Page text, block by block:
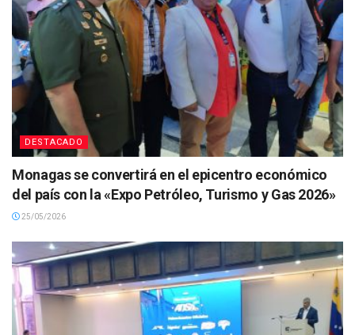
DESTACADO
Monagas se convertirá en el epicentro económico
del país con la «Expo Petróleo, Turismo y Gas 2026»
25/05/2026